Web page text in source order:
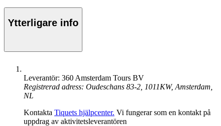
Ytterligare info
Leverantör: 360 Amsterdam Tours BV
Registrerad adress: Oudeschans 83-2, 1011KW, Amsterdam,
NL
Kontakta Tiquets hjälpcenter. Vi fungerar som en kontakt på
uppdrag av aktivitetsleverantören